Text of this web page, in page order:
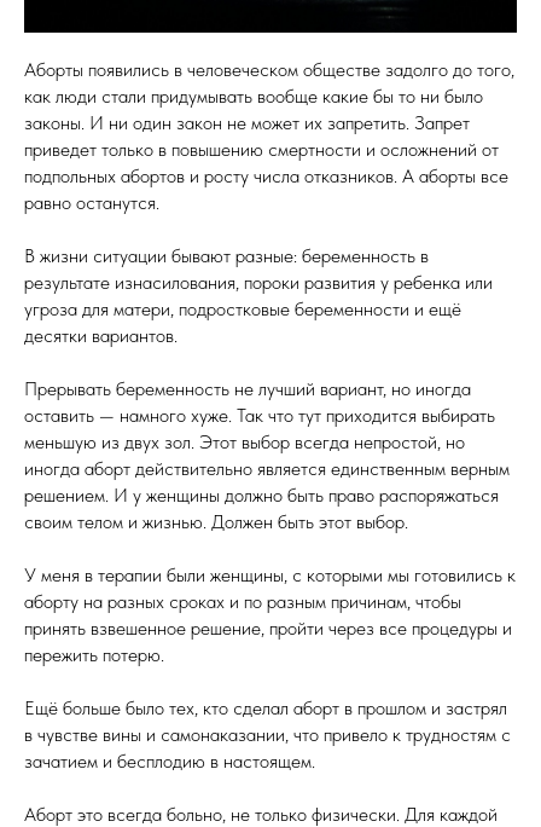
Аборты появились в человеческом обществе задолго до того,
как люди стали придумывать вообще какие бы то ни было
законы. И ни один закон не может их запретить. Запрет
приведет только в повышению смертности и осложнений от
подпольных абортов и росту числа отказников. А аборты все
равно останутся.
В жизни ситуации бывают разные: беременность в
результате изнасилования, пороки развития у ребенка или
угроза для матери, подростковые беременности и ещё
десятки вариантов.
Прерывать беременность не лучший вариант, но иногда
оставить — намного хуже. Так что тут приходится выбирать
меньшую из двух зол. Этот выбор всегда непростой, но
иногда аборт действительно является единственным верным
решением. И у женщины должно быть право распоряжаться
своим телом и жизнью. Должен быть этот выбор.
У меня в терапии были женщины, с которыми мы готовились к
аборту на разных сроках и по разным причинам, чтобы
принять взвешенное решение, пройти через все процедуры и
пережить потерю.
Ещё больше было тех, кто сделал аборт в прошлом и застрял
в чувстве вины и самонаказании, что привело к трудностям с
зачатием и бесплодию в настоящем.
Аборт это всегда больно, не только физически. Для каждой